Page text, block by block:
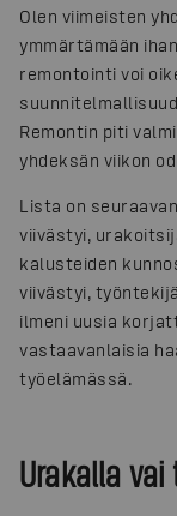
Olen viimeisten
ymmärtämään
remontointi voi
Remontin piti
yhdeksän viikon
Lista on
viivästyi,
kalusteiden
viivästyi,
ilmeni uusia
vastaavanlaisia
työelämässä.
Urakalla